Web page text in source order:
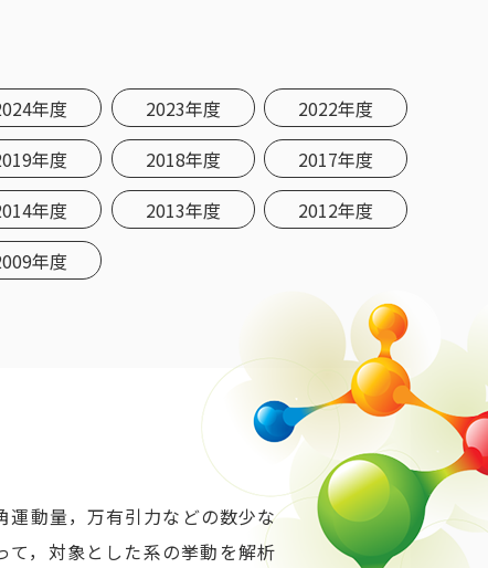
年度 2023年度
2022年度
年度 2018年度
2017年度
年度 2013年度
2012年度
年度
運動量，万有引力などの数少な
て，対象とした系の挙動を解析